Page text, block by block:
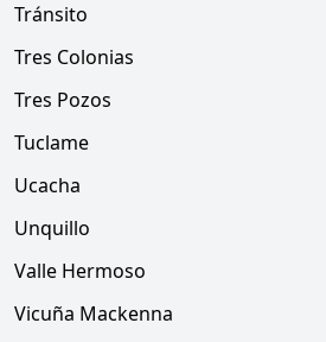
Tránsito
Tres Colonias
Tres Pozos
Tuclame
Ucacha
Unquillo
Valle Hermoso
Vicuña Mackenna